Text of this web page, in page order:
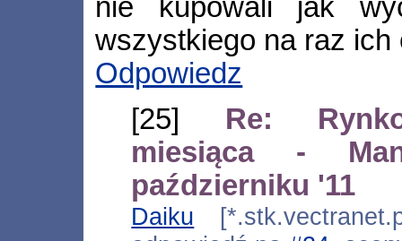
nie kupowali jak
wszystkiego na raz ich
Odpowiedz
[25] Re:
miesiąca -
październiku '11
Daiku